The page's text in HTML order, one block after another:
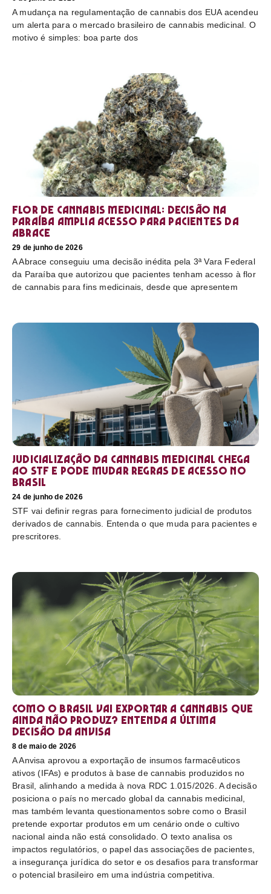
A mudança na regulamentação de cannabis dos EUA acendeu
um alerta para o mercado brasileiro de cannabis medicinal. O
motivo é simples: boa parte dos
Flor de cannabis medicinal: decisão na
Paraíba amplia acesso para pacientes da
Abrace
29 de junho de 2026
A Abrace conseguiu uma decisão inédita pela 3ª Vara Federal
da Paraíba que autorizou que pacientes tenham acesso à flor
de cannabis para fins medicinais, desde que apresentem
Judicialização da cannabis medicinal chega
ao STF e pode mudar regras de acesso no
Brasil
24 de junho de 2026
STF vai definir regras para fornecimento judicial de produtos
derivados de cannabis. Entenda o que muda para pacientes e
prescritores.
Como o Brasil vai exportar a cannabis que
ainda não produz? Entenda a última
decisão da Anvisa
8 de maio de 2026
A Anvisa aprovou a exportação de insumos farmacêuticos
ativos (IFAs) e produtos à base de cannabis produzidos no
Brasil, alinhando a medida à nova RDC 1.015/2026. A decisão
posiciona o país no mercado global da cannabis medicinal,
mas também levanta questionamentos sobre como o Brasil
pretende exportar produtos em um cenário onde o cultivo
nacional ainda não está consolidado. O texto analisa os
impactos regulatórios, o papel das associações de pacientes,
a insegurança jurídica do setor e os desafios para transformar
o potencial brasileiro em uma indústria competitiva.